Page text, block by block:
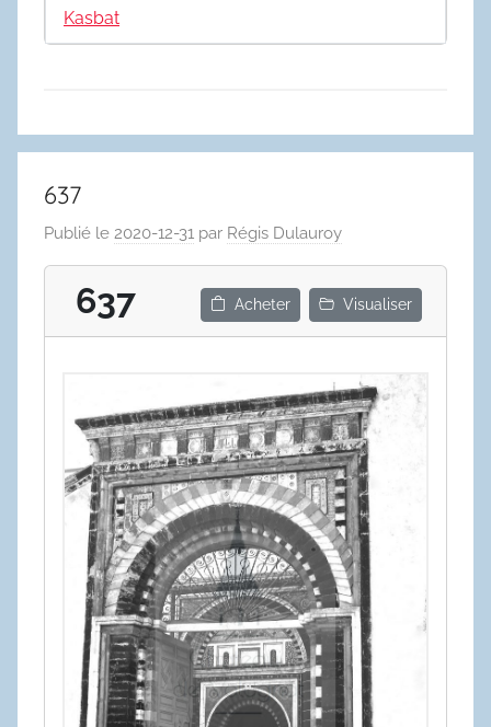
Kasbat
637
Publié le 2020-12-31 par Régis Dulauroy
637 Acheter Visualiser